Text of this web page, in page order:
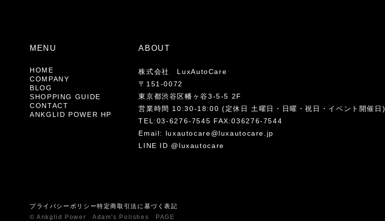
ABOUT
株式会社 LuxAutoCare
〒151-0072
東京都渋谷区幡ヶ谷3-5-5 2F
営業時間 10:30-18:00 (定休日 土曜日・日曜・祝日・イベント開催日)
TEL:03-6276-7545 FAX:036276-7544
Email: luxautocare@luxautocare.jp
LINE ID @luxautocare
MENU
HOME
COMPANY
BLOG
SHOPPING GUIDE
CONTACT
ANKGLID POWER HP
プライバシーポリシー特定商取引法に基づく表記
© Ankglid Power Adam's Polishes PAGE